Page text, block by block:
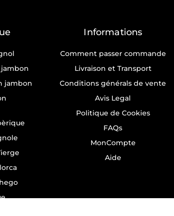
jambon
Informations
Comment passer commande
Livraison et Transport
Conditions générals de vente
Avis Legal
Politique de Cookies
FAQs
MonCompte
Aide